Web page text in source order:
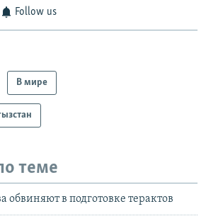
Follow us
В мире
теме
обвиняют в подготовке терактов